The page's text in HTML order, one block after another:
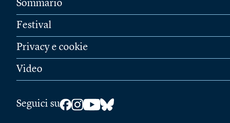
Sommario
Festival
Privacy e cookie
Video
Seguici su